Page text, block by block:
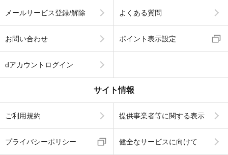
メールサービス登録/解除 よくある質問
お問い合わせ ポイント表示設定
dアカウントログイン
サイト情報
ご利用規約 提供事業者等に関する表示
プライバシーポリシー 健全なサービスに向けて